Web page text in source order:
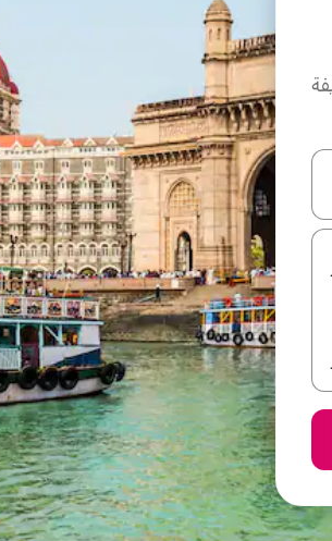
أو استكشف عن طريق اللمس أو السحب.